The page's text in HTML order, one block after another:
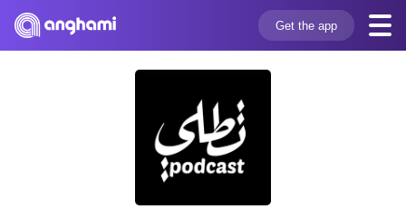
Get the app